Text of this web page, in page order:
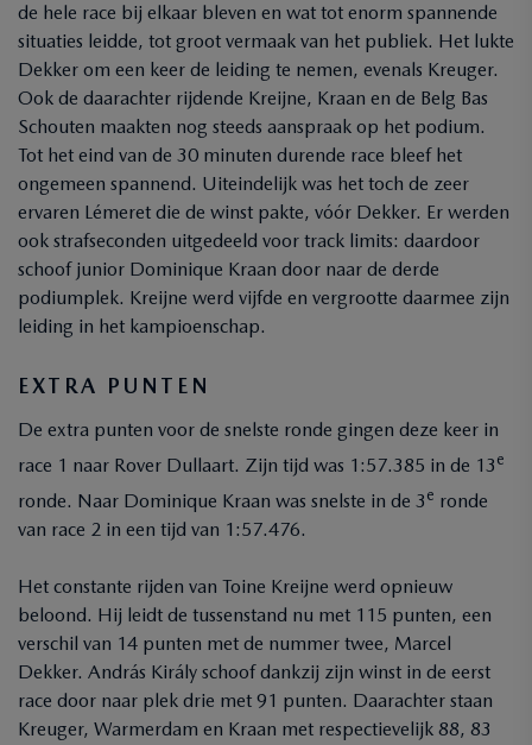
de hele race bij elkaar bleven en wat tot enorm spannende
situaties leidde, tot groot vermaak van het publiek. Het lukte
Dekker om een keer de leiding te nemen, evenals Kreuger.
Ook de daarachter rijdende Kreijne, Kraan en de Belg Bas
Schouten maakten nog steeds aanspraak op het podium.
Tot het eind van de 30 minuten durende race bleef het
ongemeen spannend. Uiteindelijk was het toch de zeer
ervaren Lémeret die de winst pakte, vóór Dekker. Er werden
ook strafseconden uitgedeeld voor track limits: daardoor
schoof junior Dominique Kraan door naar de derde
podiumplek. Kreijne werd vijfde en vergrootte daarmee zijn
leiding in het kampioenschap.
EXTRA PUNTEN
De extra punten voor de snelste ronde gingen deze keer in
race 1 naar Rover Dullaart. Zijn tijd was 1:57.385 in de 13e
ronde. Naar Dominique Kraan was snelste in de 3e ronde
van race 2 in een tijd van 1:57.476.
Het constante rijden van Toine Kreijne werd opnieuw
beloond. Hij leidt de tussenstand nu met 115 punten, een
verschil van 14 punten met de nummer twee, Marcel
Dekker. András Király schoof dankzij zijn winst in de eerst
race door naar plek drie met 91 punten. Daarachter staan
Kreuger, Warmerdam en Kraan met respectievelijk 88, 83